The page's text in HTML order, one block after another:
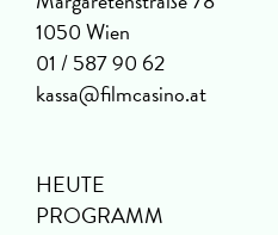
1050 Wien
01 / 587 90 62
kassa@filmcasino.at
HEUTE
PROGRAMM